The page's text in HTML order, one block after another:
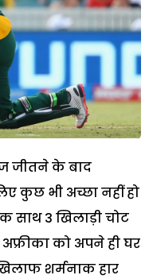
जीतने के बाद
कुछ भी अच्छा नहीं हो
साथ 3 खिलाड़ी चोट
को अपने ही घर
शर्मनाक हार